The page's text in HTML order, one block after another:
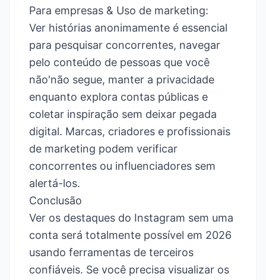
Para empresas & Uso de marketing:
Ver histórias anonimamente é essencial
para pesquisar concorrentes, navegar
pelo conteúdo de pessoas que você
não'não segue, manter a privacidade
enquanto explora contas públicas e
coletar inspiração sem deixar pegada
digital. Marcas, criadores e profissionais
de marketing podem verificar
concorrentes ou influenciadores sem
alertá-los.
Conclusão
Ver os destaques do Instagram sem uma
conta será totalmente possível em 2026
usando ferramentas de terceiros
confiáveis. Se você precisa visualizar os